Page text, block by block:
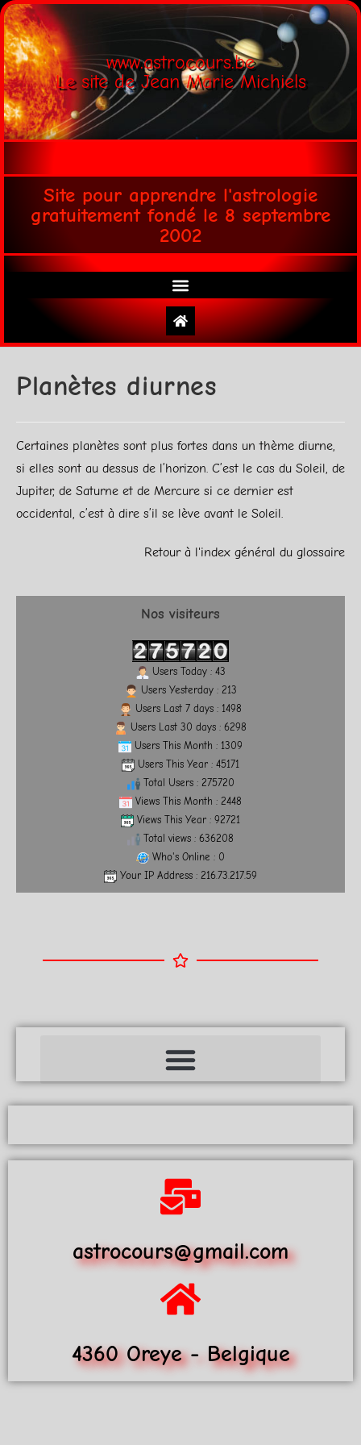
www.astrocours.be
Le site de Jean Marie Michiels
Site pour apprendre l'astrologie
gratuitement fondé le 8 septembre
2002
Planètes diurnes
Certaines planètes sont plus fortes dans un thème diurne,
si elles sont au dessus de l’horizon. C’est le cas du Soleil, de
Jupiter, de Saturne et de Mercure si ce dernier est
occidental, c’est à dire s’il se lève avant le Soleil.
Retour à l'index général du glossaire
Nos visiteurs
Users Today : 43
Users Yesterday : 213
Users Last 7 days : 1498
Users Last 30 days : 6298
Users This Month : 1309
Users This Year : 45171
Total Users : 275720
Views This Month : 2448
Views This Year : 92721
Total views : 636208
Who's Online : 0
Your IP Address : 216.73.217.59
astrocours@gmail.com
4360 Oreye - Belgique